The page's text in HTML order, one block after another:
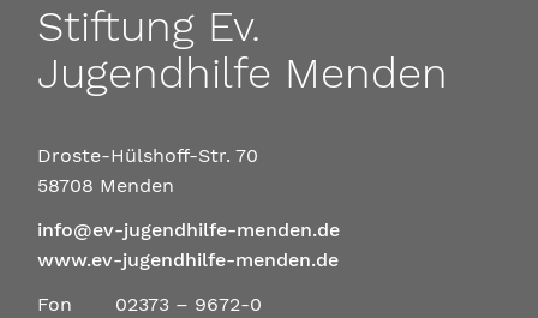
Stiftung Ev.
Jugendhilfe Menden
Droste-Hülshoff-Str. 70
58708 Menden
info@ev-jugendhilfe-menden.de
www.ev-jugendhilfe-menden.de
Fon
02373 – 9672-0